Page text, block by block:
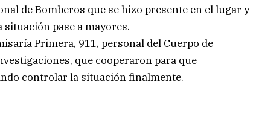
de Bomberos que se hizo presente en el lugar y
pase a mayores.
Primera, 911, personal del Cuerpo de
que cooperaron para que
controlar la situación finalmente.